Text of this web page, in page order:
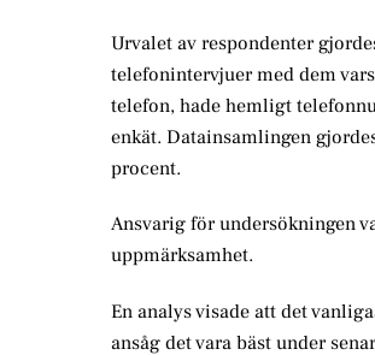
Urvalet av respondenter
telefonintervjuer med dem
telefon, hade hemligt
enkät. Datainsamlingen
procent.
Ansvarig för undersökningen
uppmärksamhet.
En analys visade att det
ansåg det vara bäst under